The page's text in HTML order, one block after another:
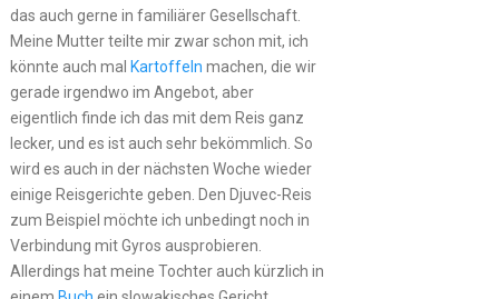
das auch gerne in familiärer Gesellschaft.
Meine Mutter teilte mir zwar schon mit, ich
könnte auch mal Kartoffeln machen, die wir
gerade irgendwo im Angebot, aber
eigentlich finde ich das mit dem Reis ganz
lecker, und es ist auch sehr bekömmlich. So
wird es auch in der nächsten Woche wieder
einige Reisgerichte geben. Den Djuvec-Reis
zum Beispiel möchte ich unbedingt noch in
Verbindung mit Gyros ausprobieren.
Allerdings hat meine Tochter auch kürzlich in